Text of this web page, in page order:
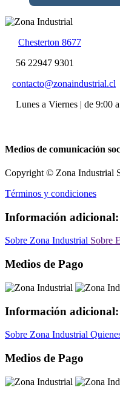
Chesterton 8677
56 22947 9301
contacto@zonaindustrial.cl
Lunes a Viernes | de 9:00
Medios de comunicación
Copyright © Zona Industrial
Términos y condiciones
Información adicional:
Sobre Zona Industrial Sobre
Medios de Pago
Información adicional:
Sobre Zona Industrial
Medios de Pago